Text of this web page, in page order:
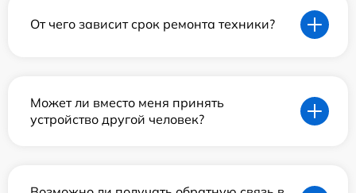
От чего зависит срок ремонта техники?
Может ли вместо меня принять
устройство другой человек?